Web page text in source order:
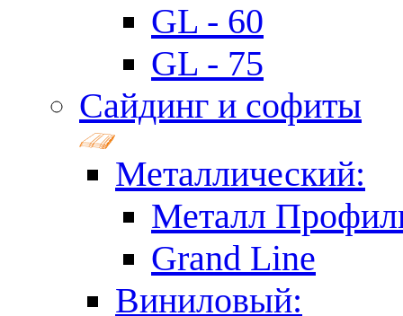
GL - 60
GL - 75
Сайдинг и софиты
Металлический:
Металл
Grand Line
Виниловый: